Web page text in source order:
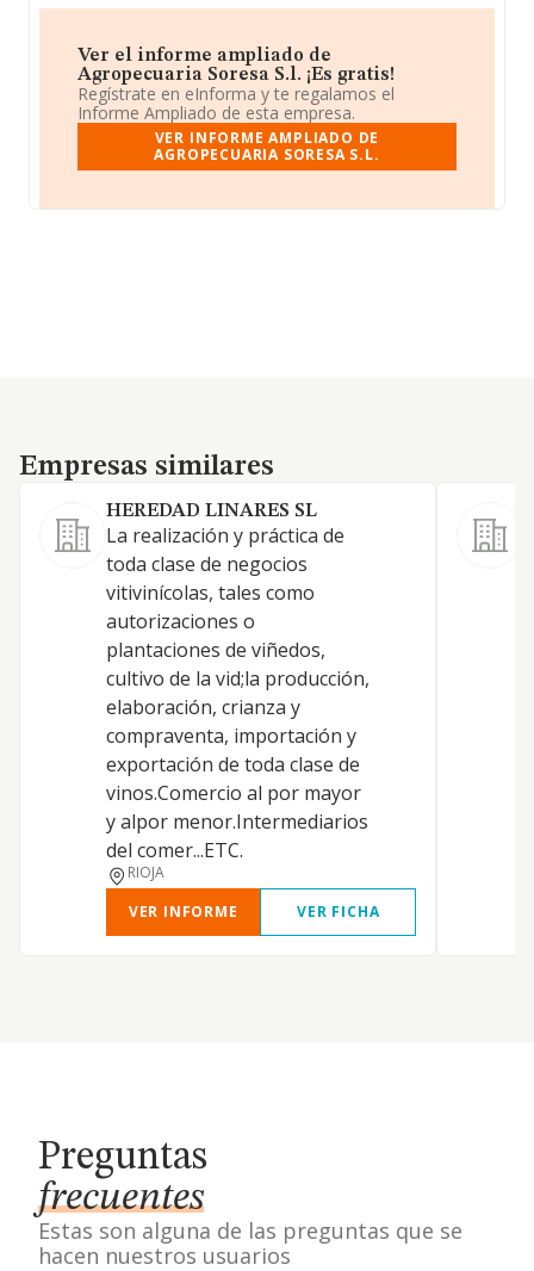
Ver el informe ampliado de
Agropecuaria Soresa S.l. ¡Es gratis!
Regístrate en eInforma y te regalamos el
Informe Ampliado de esta empresa.
VER INFORME AMPLIADO DE
AGROPECUARIA SORESA S.L.
Empresas similares
Empresas similares
HEREDAD LINARES SL
La realización y práctica de
toda clase de negocios
vitivinícolas, tales como
autorizaciones o
plantaciones de viñedos,
cultivo de la vid;la producción,
elaboración, crianza y
compraventa, importación y
exportación de toda clase de
vinos.Comercio al por mayor
y alpor menor.Intermediarios
del comer...ETC.
RIOJA
VER INFORME
VER FICHA
Preguntas
frecuentes
Estas son alguna de las preguntas que se
hacen nuestros usuarios